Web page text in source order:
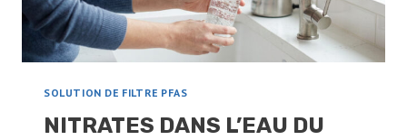
SOLUTION DE FILTRE PFAS
NITRATES DANS L’EAU DU